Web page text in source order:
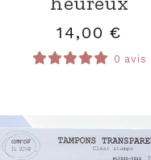
14,00 €
0 avis